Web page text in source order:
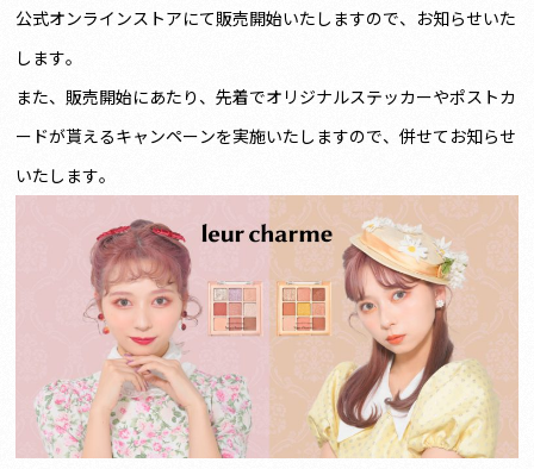
公式オンラインストアにて販売開始いたしますので、お知らせいた
します。
また、販売開始にあたり、先着でオリジナルステッカーやポストカ
ードが貰えるキャンペーンを実施いたしますので、併せてお知らせ
いたします。